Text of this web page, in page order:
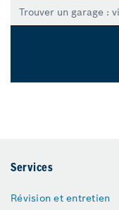
Services
Révision et entretien